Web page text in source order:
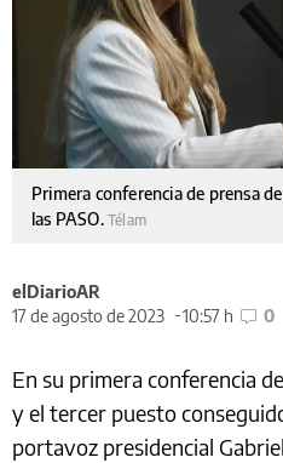
Primera conferencia de prensa
las PASO.Télam
elDiarioAR
17 de agosto de 2023
10:57 h 0
En su primera conferencia
y el tercer puesto
portavoz presidencial